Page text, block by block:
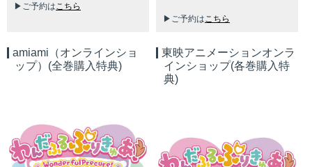
▶ご予約はこちら
▶ご予約はこちら
amiami（オンラインショ
ップ）(全巻購入特典)
東映アニメーションオンラ
インショップ(各巻購入特
典)